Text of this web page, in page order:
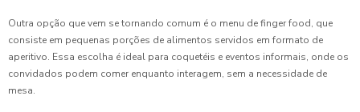
Outra opção que vem se tornando comum é o menu de finger food, que
consiste em pequenas porções de alimentos servidos em formato de
aperitivo. Essa escolha é ideal para coquetéis e eventos informais, onde os
convidados podem comer enquanto interagem, sem a necessidade de
mesa.